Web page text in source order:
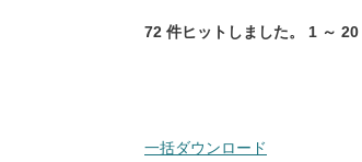
72 件ヒットしました。 1 ～ 20
一括ダウンロード